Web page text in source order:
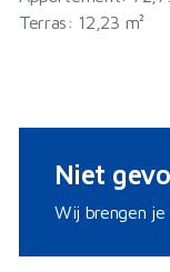
Terras: 12,23 m²
Niet
Wij brengen